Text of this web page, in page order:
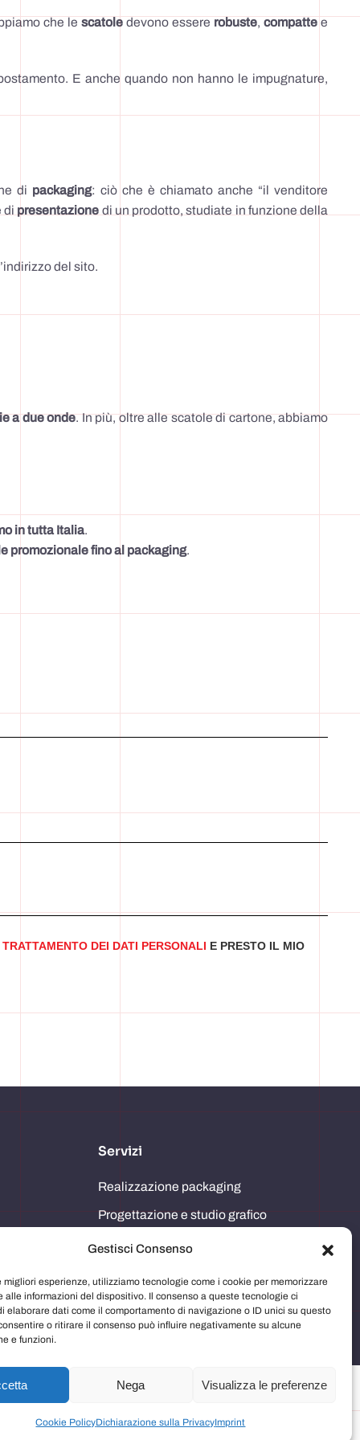
Gestisci Consenso
migliori esperienze, utilizziamo tecnologie come i cookie per memorizzare
alle informazioni del dispositivo. Il consenso a queste tecnologie ci
elaborare dati come il comportamento di navigazione o ID unici su questo
o ritirare il consenso può influire negativamente su alcune
e funzioni.
Nega Visualizza le preferenze
Cookie PolicyDichiarazione sulla PrivacyImprint
che le scatoledevono essere robuste, compattee
E anche quando non hanno le impugnature,
di packaging: ciò che è chiamato anche “il venditore
di presentazione di un prodotto, studiate in funzione della
del sito.
a due onde. In più, oltre alle scatole di cartone, abbiamo
in tutta Italia.
promozionale fino al packaging.
DEI DATI PERSONALI E PRESTO IL MIO
Servizi
Realizzazione packaging
Progettazione e studio grafico
Comunicazione in store
Immagine aziendale
2026 © Copyright - Artigrafiche3g. Sito realizzato da